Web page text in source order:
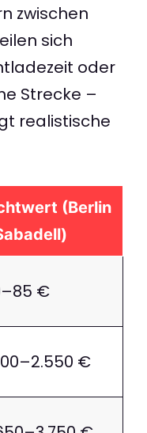
zwischen
sich
oder
Strecke –
realistische
(Berlin
€
€